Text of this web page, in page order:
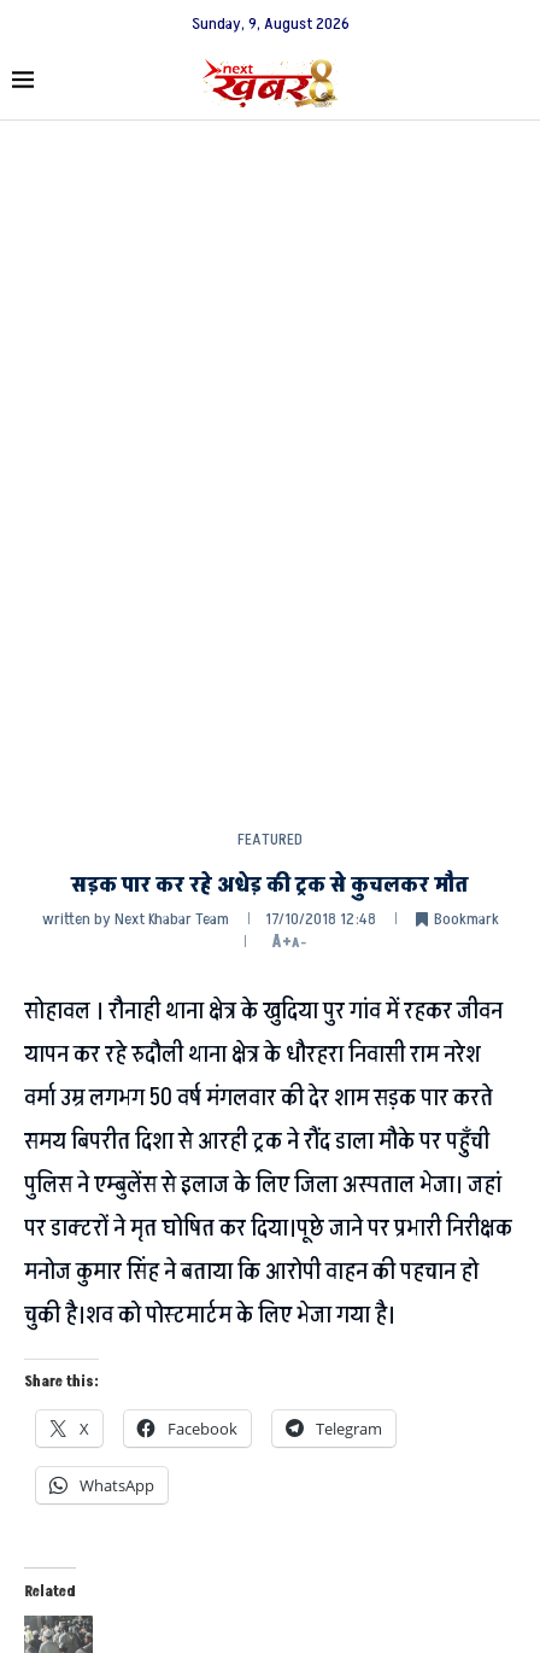
Sunday, 9, August 2026
FEATURED
सड़क पार कर रहे अधेड़ की ट्रक से कुचलकर मौत
written byNext Khabar Team 17/10/2018 12:48
Bookmark
A+A-
सोहावल । रौनाही थाना क्षेत्र के खुदिया पुर गांव में रहकर जीवन
यापन कर रहे रुदौली थाना क्षेत्र के धौरहरा निवासी राम नरेश
वर्मा उम्र लगभग 50 वर्ष मंगलवार की देर शाम सड़क पार करते
समय बिपरीत दिशा से आरही ट्रक ने रौंद डाला मौके पर पहुँची
पुलिस ने एम्बुलेंस से इलाज के लिए जिला अस्पताल भेजा। जहां
पर डाक्टरों ने मृत घोषित कर दिया।पूछे जाने पर प्रभारी निरीक्षक
मनोज कुमार सिंह ने बताया कि आरोपी वाहन की पहचान हो
चुकी है।शव को पोस्टमार्टम के लिए भेजा गया है।
Share this:
X Facebook Telegram
WhatsApp
Related